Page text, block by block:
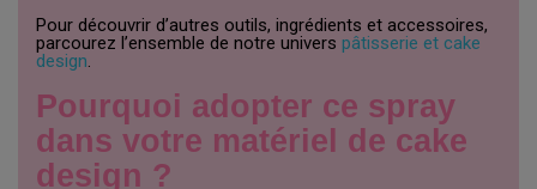
Pour découvrir d’autres outils, ingrédients et accessoires,
parcourez l’ensemble de notre univers pâtisserie et cake
design.
Pourquoi adopter ce spray
dans votre matériel de cake
design ?